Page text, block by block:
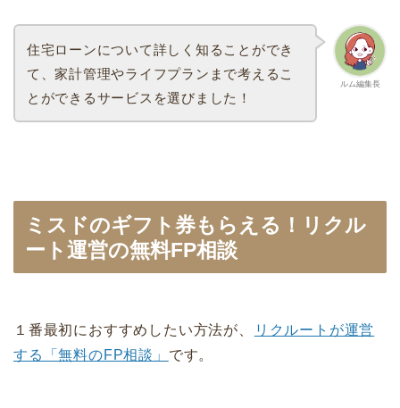
ルム編集長
住宅ローンについて詳しく知ることができ
て、家計管理やライフプランまで考えるこ
とができるサービスを選びました！
ミスドのギフト券もらえる！リクル
ート運営の無料FP相談
１番最初におすすめしたい方法が、
リクルートが運営
する「無料のFP相談」 です。